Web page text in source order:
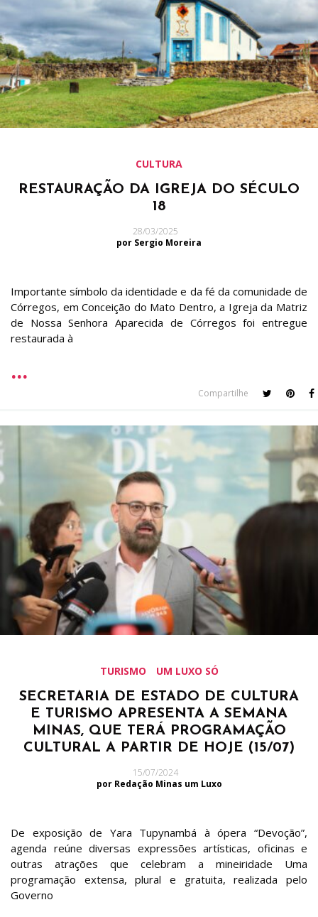
CULTURA
RESTAURAÇÃO DA IGREJA DO SÉCULO
18
28/03/2025
por Sergio Moreira
Importante símbolo da identidade e da fé da comunidade de
Córregos, em Conceição do Mato Dentro, a Igreja da Matriz
de Nossa Senhora Aparecida de Córregos foi entregue
restaurada à
Compartilhe
TURISMO UM LUXO SÓ
SECRETARIA DE ESTADO DE CULTURA
E TURISMO APRESENTA A SEMANA
MINAS, QUE TERÁ PROGRAMAÇÃO
CULTURAL A PARTIR DE HOJE (15/07)
15/07/2024
por Redação Minas um Luxo
De exposição de Yara Tupynambá à ópera “Devoção”,
agenda reúne diversas expressões artísticas, oficinas e
outras atrações que celebram a mineiridade Uma
programação extensa, plural e gratuita, realizada pelo
Governo